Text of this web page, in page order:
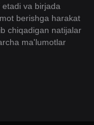
va birjada
berishga harakat
chiqadigan natijalar
ma'lumotlar